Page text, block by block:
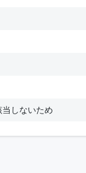
しないため